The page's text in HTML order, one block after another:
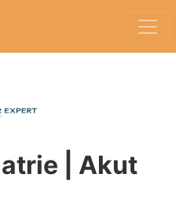
| Akut